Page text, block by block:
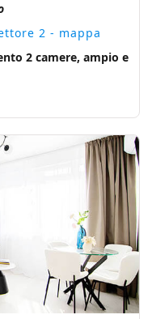
2 - mappa
2 camere, ampio e